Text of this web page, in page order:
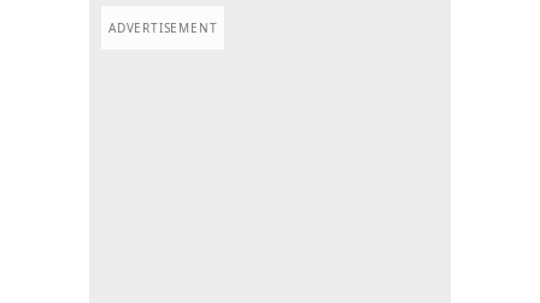
ADVERTISEMENT